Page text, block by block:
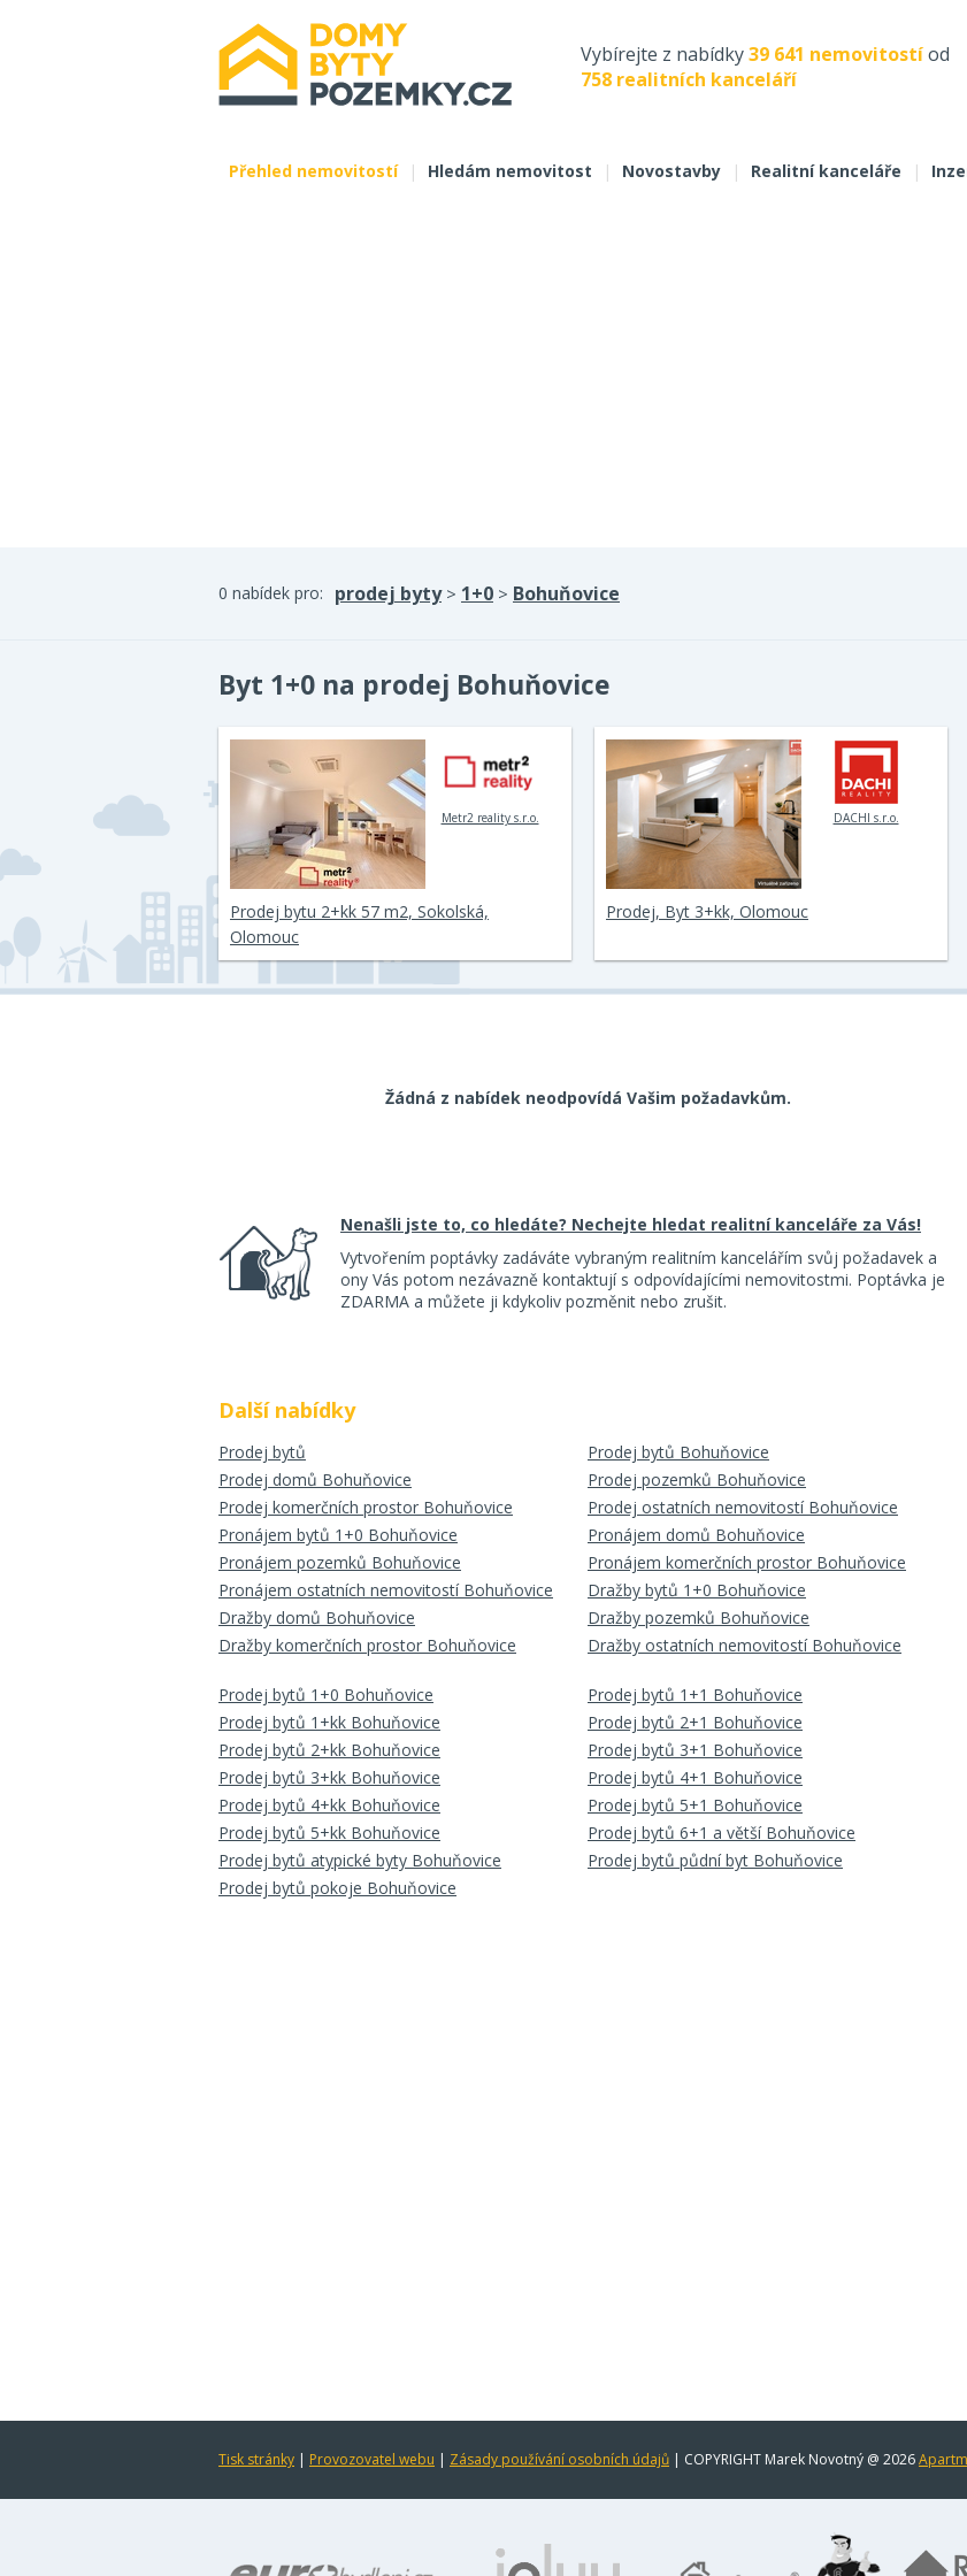
Vybírejte z nabídky39 641 nemovitostíod
758 realitních kanceláří
Přehled nemovitostí | Hledám nemovitost | Novostavby | Realitní kanceláře |
0 nabídek pro: prodej byty> 1+0 > Bohuňovice
Byt 1+0 na prodej Bohuňovice
Metr2 reality s.r.o.
Prodej bytu 2+kk 57 m2, Sokolská,
Olomouc
DACHI s.r.o.
Prodej, Byt 3+kk, Olomouc
Žádná z nabídek neodpovídá Vašim požadavkům.
Nenašli jste to, co hledáte? Nechejte hledat realitní kanceláře za Vás!
Vytvořením poptávky zadáváte vybraným realitním kancelářím svůj požadavek a
ony Vás potom nezávazně kontaktují s odpovídajícími nemovitostmi. Poptávka je
ZDARMA a můžete ji kdykoliv pozměnit nebo zrušit.
Další nabídky
Prodej bytů
Prodej bytů Bohuňovice
Prodej domů Bohuňovice
Prodej pozemků Bohuňovice
Prodej komerčních prostor Bohuňovice
Prodej ostatních nemovitostí Bohuňovice
Pronájem bytů 1+0 Bohuňovice
Pronájem domů Bohuňovice
Pronájem pozemků Bohuňovice
Pronájem komerčních prostor Bohuňovice
Pronájem ostatních nemovitostí Bohuňovice
Dražby bytů 1+0 Bohuňovice
Dražby domů Bohuňovice
Dražby pozemků Bohuňovice
Dražby komerčních prostor Bohuňovice
Dražby ostatních nemovitostí Bohuňovice
Prodej bytů 1+0 Bohuňovice
Prodej bytů 1+1 Bohuňovice
Prodej bytů 1+kk Bohuňovice
Prodej bytů 2+1 Bohuňovice
Prodej bytů 2+kk Bohuňovice
Prodej bytů 3+1 Bohuňovice
Prodej bytů 3+kk Bohuňovice
Prodej bytů 4+1 Bohuňovice
Prodej bytů 4+kk Bohuňovice
Prodej bytů 5+1 Bohuňovice
Prodej bytů 5+kk Bohuňovice
Prodej bytů 6+1 a větší Bohuňovice
Prodej bytů atypické byty Bohuňovice
Prodej bytů půdní byt Bohuňovice
Prodej bytů pokoje Bohuňovice
Tisk stránky | Provozovatel webu | Zásady používání osobních údajů | COPYRIGHT Marek Novotný @ 2026